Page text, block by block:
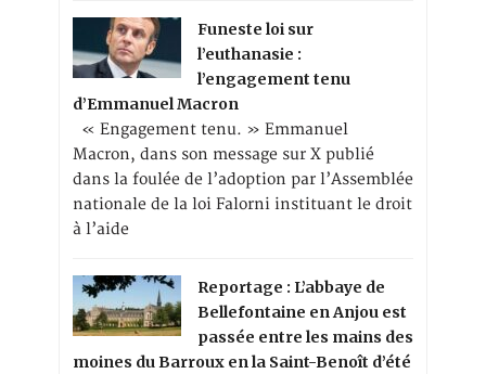
Funeste loi sur
l’euthanasie :
l’engagement tenu
d’Emmanuel Macron
« Engagement tenu. » Emmanuel
Macron, dans son message sur X publié
dans la foulée de l’adoption par l’Assemblée
nationale de la loi Falorni instituant le droit
à l’aide
Reportage : L’abbaye de
Bellefontaine en Anjou est
passée entre les mains des
moines du Barroux en la Saint-Benoît d’été